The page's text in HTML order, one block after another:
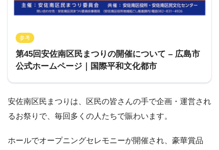
参考
第45回安佐南区民まつりの開催について – 広島市
公式ホームページ｜国際平和文化都市
安佐南区民まつりは、区民の皆さんの手で企画・運営され
るお祭りで、毎回多くの人たちで賑わいます。
ホールでオープニングセレモニーが開催され、豪華賞品